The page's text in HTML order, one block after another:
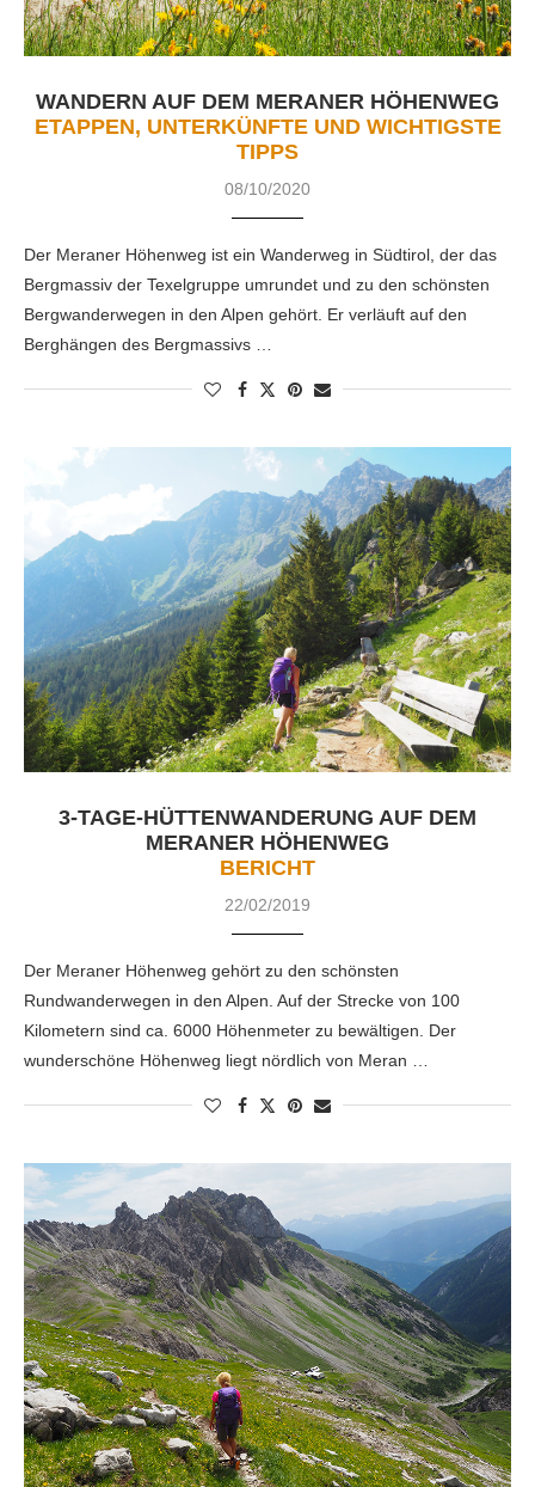
WANDERN AUF DEM MERANER HÖHENWEG
ETAPPEN, UNTERKÜNFTE UND WICHTIGSTE
TIPPS
08/10/2020
Der Meraner Höhenweg ist ein Wanderweg in Südtirol, der das
Bergmassiv der Texelgruppe umrundet und zu den schönsten
Bergwanderwegen in den Alpen gehört. Er verläuft auf den
Berghängen des Bergmassivs …
3-TAGE-HÜTTENWANDERUNG AUF DEM
MERANER HÖHENWEG
BERICHT
22/02/2019
Der Meraner Höhenweg gehört zu den schönsten
Rundwanderwegen in den Alpen. Auf der Strecke von 100
Kilometern sind ca. 6000 Höhenmeter zu bewältigen. Der
wunderschöne Höhenweg liegt nördlich von Meran …